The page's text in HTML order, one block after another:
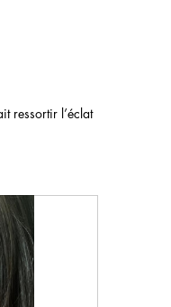
ressortir l’éclat